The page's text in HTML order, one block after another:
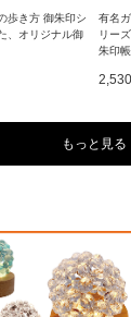
歩き方 御朱印シ
、オリジナル御
有名
リー
朱印帳
もっと見る